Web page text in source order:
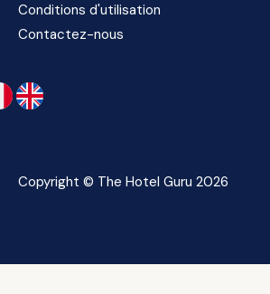
Conditions d'utilisation
Contactez-nous
Copyright © The Hotel Guru 2026